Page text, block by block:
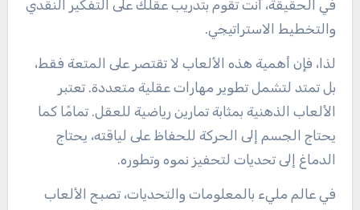
في الحقيقة، أنت تقوم بتدريب عقلك على التفكير النقدي
والتخطيط الاستراتيجي.
لذا، فإن أهمية هذه الألعاب لا تقتصر على المتعة فقط،
بل تمتد لتشمل تطوير مهارات عقلية متعددة. تعتبر
الألعاب الذهنية بمثابة تمارين رياضية للعقل. تمامًا كما
يحتاج الجسم إلى الحركة للحفاظ على لياقته، يحتاج
الدماغ إلى تحديات لتحفيز نموه وتطوره.
في عالم مليء بالمعلومات والتحديات، تصبح الألعاب